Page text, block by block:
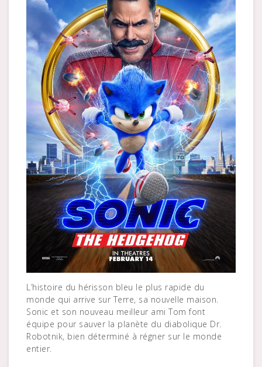
L’histoire du hérisson bleu le plus rapide du
monde qui arrive sur Terre, sa nouvelle maison.
Sonic et son nouveau meilleur ami Tom font
équipe pour sauver la planète du diabolique Dr.
Robotnik, bien déterminé à régner sur le monde
entier.